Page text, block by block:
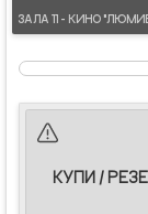
ЗАЛА 11 - КИНО
КУПИ /